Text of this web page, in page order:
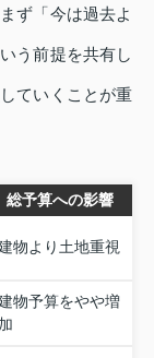
ず「今は過去よ
う前提を共有し
ていくことが重
総予算への影響
物より土地重視
物予算をやや増
加